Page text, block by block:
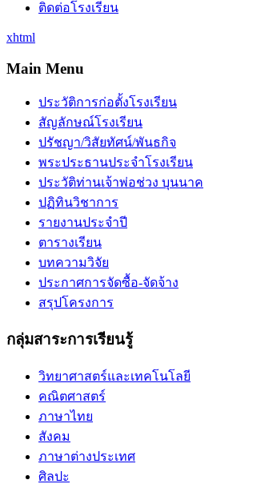
ติดต่อโรงเรียน
xhtml
Main Menu
ประวัติการก่อตั้งโรงเรียน
สัญลักษณ์โรงเรียน
ปรัชญา/วิสัยทัศน์/พันธกิจ
พระประธานประจำโรงเรียน
ประวัติท่านเจ้าพ่อช่วง บุนนาค
ปฏิทินวิชาการ
รายงานประจำปี
ตารางเรียน
บทความวิจัย
ประกาศการจัดซื้อ-จัดจ้าง
สรุปโครงการ
กลุ่มสาระการเรียนรู้
วิทยาศาสตร์และเทคโนโลยี
คณิตศาสตร์
ภาษาไทย
สังคม
ภาษาต่างประเทศ
ศิลปะ